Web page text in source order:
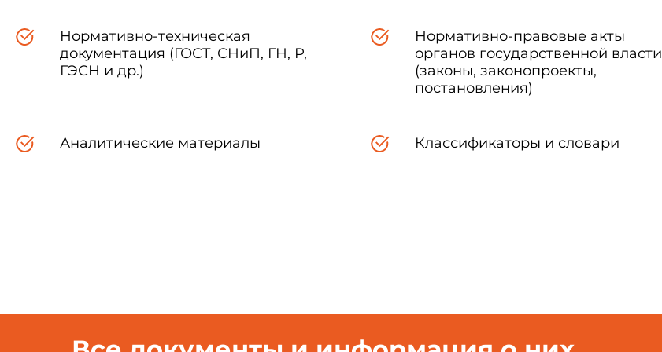
Изменение N 1 внесено изготовителем базы данных по тексту ИУС N 10, 2009 год
Нормативно-техническая
документация (ГОСТ, СНиП, ГН, Р,
ГЭСН и др.)
Нормативно-правовые акты
органов государственной власти
(законы, законопроекты,
постановления)
Аналитические материалы Классификаторы и словари